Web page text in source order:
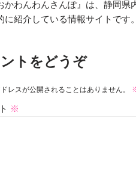
わんわんさんぽ』は、静岡県
に紹介している情報サイトです
トをどうぞ
レスが公開されることはありません。
※